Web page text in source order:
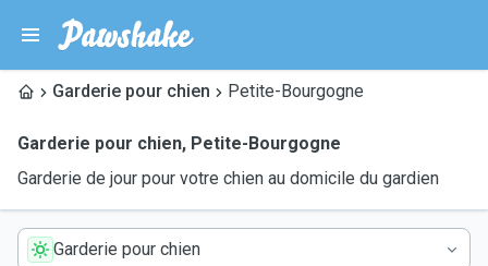
Garderie pour chien Petite-Bourgogne
Garderie pour chien, Petite-Bourgogne
Garderie de jour pour votre chien au domicile du gardien
Garderie pour chien